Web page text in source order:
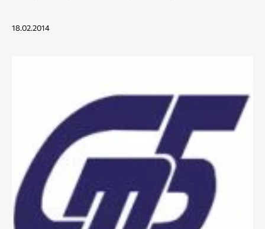
18.02.2014